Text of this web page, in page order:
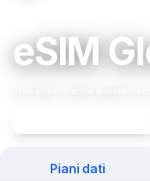
eSIM
Piani dati